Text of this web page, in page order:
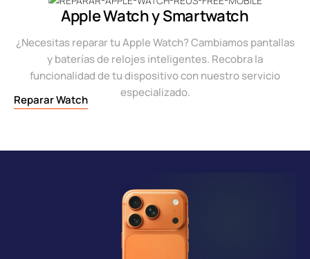
Apple Watch y Smartwatch
¿Necesitas reparar tu Apple Watch? Cambiamos pantallas
y baterías de relojes inteligentes. Recobra la
funcionalidad de tu dispositivo con nuestro servicio
especializado.
Reparar Watch